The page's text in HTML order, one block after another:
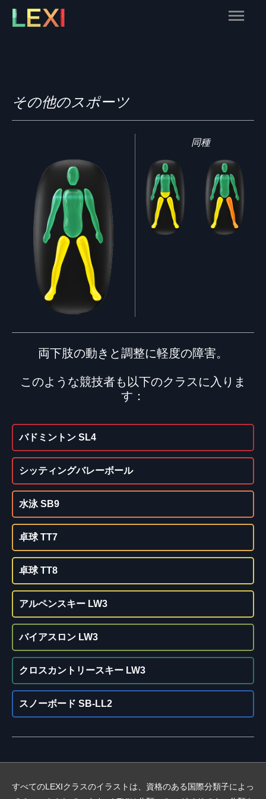
Skip
Main
その他のスポーツ
同種
両下肢の動きと調整に軽度の障害。
このような競技者も以下のクラスに入りま
す：
バドミントン SL4
シッティングバレーボール
水泳 SB9
卓球 TT7
卓球 TT8
アルペンスキー LW3
バイアスロン LW3
クロスカントリースキー LW3
スノーボード SB-LL2
すべてのLEXIクラスのイラストは、資格のある国際分類子によっ